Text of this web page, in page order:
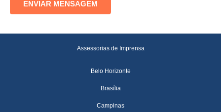
Assessorias de Imprensa
Belo Horizonte
Brasília
Campinas